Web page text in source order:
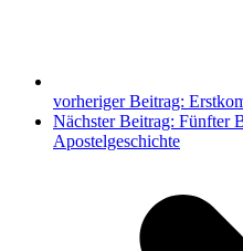
vorheriger Beitrag:
Nächster Beitrag: Fünfter
Apostelgeschichte